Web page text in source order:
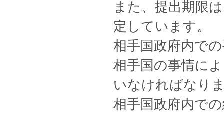
また、提出期限
定しています。
相手国政府内で
相手国の事情に
いなければなり
相手国政府内で